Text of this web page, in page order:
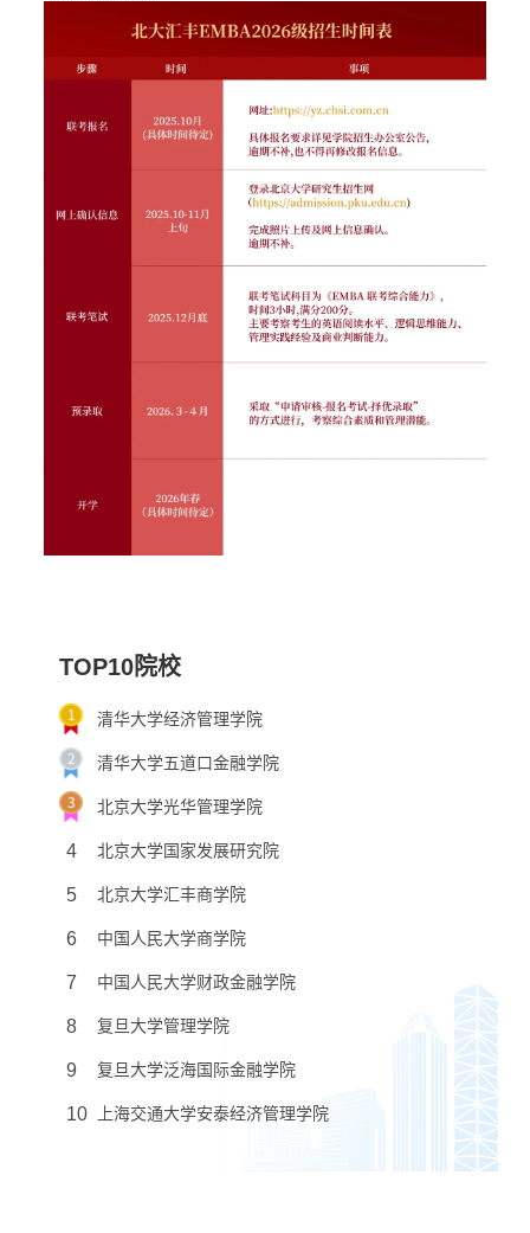
TOP10院校
清华大学经济管理学院
清华大学五道口金融学院
北京大学光华管理学院
4 北京大学国家发展研究院
5 北京大学汇丰商学院
6 中国人民大学商学院
7 中国人民大学财政金融学院
8 复旦大学管理学院
9 复旦大学泛海国际金融学院
10 上海交通大学安泰经济管理学院